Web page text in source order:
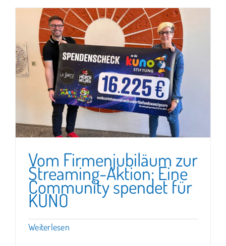
Vom Firmenjubiläum zur
Streaming-Aktion: Eine
Community spendet für
KUNO
Weiterlesen